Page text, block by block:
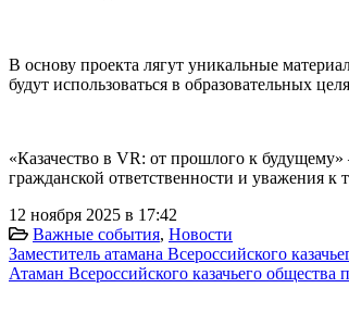
В основу проекта лягут уникальные
будут использоваться в образовательных
«Казачество в VR: от прошлого к
гражданской ответственности и уважения к
12 ноября 2025 в 17:42
Важные события, Новости
Заместитель атамана Всероссийского
Атаман Всероссийского казачьего